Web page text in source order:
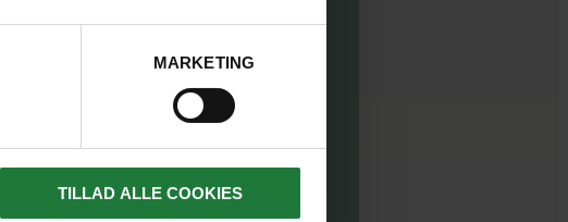
MARKETING
TILLAD ALLE COOKIES